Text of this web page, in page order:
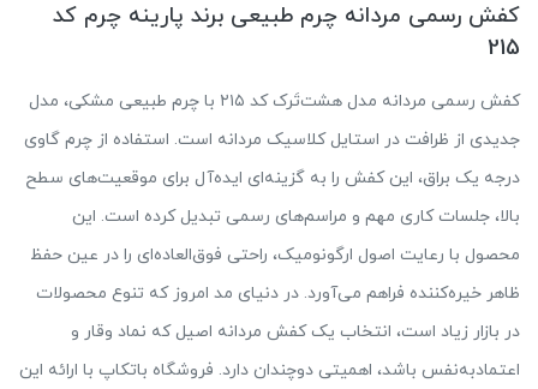
کفش رسمی مردانه چرم طبیعی برند پارینه چرم کد
215
کفش رسمی مردانه مدل هشت‌تَرک کد ۲۱۵ با چرم طبیعی مشکی، مدل
جدیدی از ظرافت در استایل کلاسیک مردانه است. استفاده از چرم گاوی
درجه یک براق، این کفش را به گزینه‌ای ایده‌آل برای موقعیت‌های سطح
بالا، جلسات کاری مهم و مراسم‌های رسمی تبدیل کرده است. این
محصول با رعایت اصول ارگونومیک، راحتی فوق‌العاده‌ای را در عین حفظ
ظاهر خیره‌کننده فراهم می‌آورد. در دنیای مد امروز که تنوع محصولات
در بازار زیاد است، انتخاب یک کفش مردانه اصیل که نماد وقار و
اعتمادبه‌نفس باشد، اهمیتی دوچندان دارد. فروشگاه باتکاپ با ارائه این